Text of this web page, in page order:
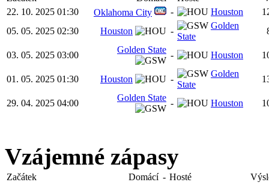
22. 10. 2025 01:30
Oklahoma City - Houston
05. 05. 2025 02:30
Houston -
Golden
State
03. 05. 2025 03:00
Golden State
- Houston
01. 05. 2025 01:30 Houston -
Golden
State
29. 04. 2025 04:00
Golden State
- Houston
Vzájemné zápasy
Začátek Domácí - Hosté